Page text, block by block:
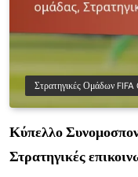
Στρατηγικές Ομάδων
Κύπελλο
Στρατηγικές